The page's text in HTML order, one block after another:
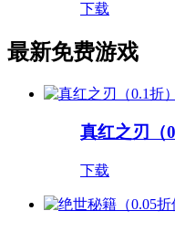
下载
最新免费游戏
真红之刃（
下载